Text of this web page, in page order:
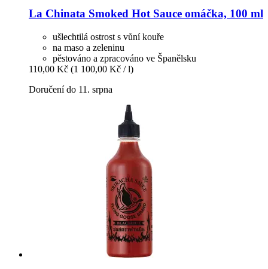
La Chinata Smoked Hot Sauce omáčka, 100 ml
ušlechtilá ostrost s vůní kouře
na maso a zeleninu
pěstováno a zpracováno ve Španělsku
110,00 Kč (1 100,00 Kč / l)
Doručení do 11. srpna